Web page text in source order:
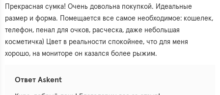
Прекрасная сумка! Очень довольна покупкой. Идеальные
размер и форма. Помещается все самое необходимое: кошелек,
телефон, пенал для очков, расческа, даже небольшая
косметичка) Цвет в реальности спокойнее, что для меня
хорошо, на мониторе он казался более рыжим.
Ответ Askent